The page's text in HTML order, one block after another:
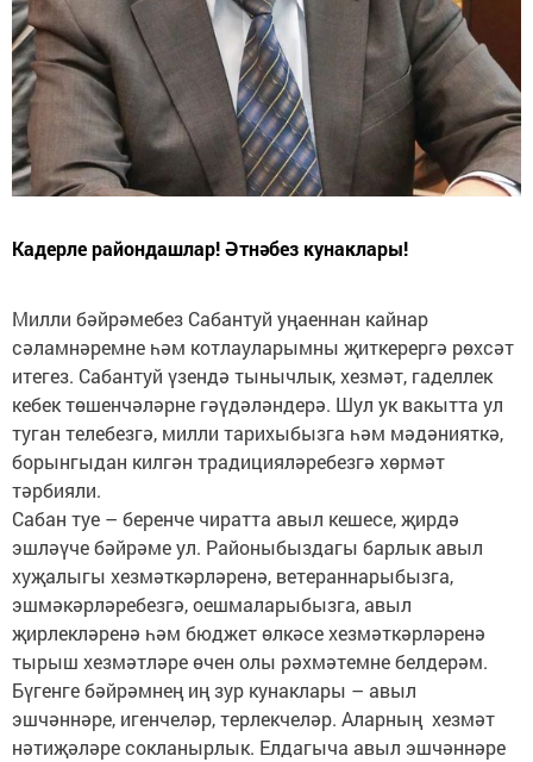
Кадерле райондашлар! Әтнәбез кунаклары!
Милли бәйрәмебез Сабантуй уңаеннан кайнар
сәламнәремне һәм котлауларымны җиткерергә рөхсәт
итегез. Сабантуй үзендә тынычлык, хезмәт, гаделлек
кебек төшенчәләрне гәүдәләндерә. Шул ук вакытта ул
туган телебезгә, милли тарихыбызга һәм мәдәнияткә,
борынгыдан килгән традицияләребезгә хөрмәт
тәрбияли.
Сабан туе – беренче чиратта авыл кешесе, җирдә
эшләүче бәйрәме ул. Районыбыздагы барлык авыл
хуҗалыгы хезмәткәрләренә, ветераннарыбызга,
эшмәкәрләребезгә, оешмаларыбызга, авыл
җирлекләренә һәм бюджет өлкәсе хезмәткәрләренә
тырыш хезмәтләре өчен олы рәхмәтемне белдерәм.
Бүгенге бәйрәмнең иң зур кунаклары – авыл
эшчәннәре, игенчеләр, терлекчеләр. Аларның хезмәт
нәтиҗәләре сокланырлык. Елдагыча авыл эшчәннәре